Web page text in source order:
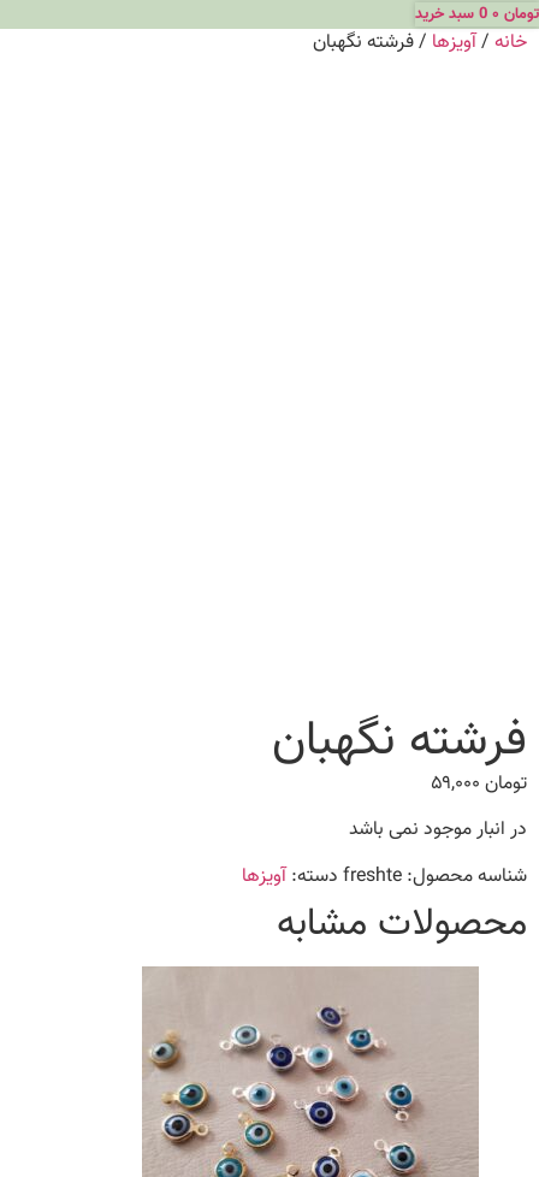
تومان 0 سبد خرید
خانه /آویزها / فرشته نگهبان
فرشته نگهبان
تومان
در انبار موجود نمی باشد
شناسه محصول: freshte دسته:آویزها
محصولات مشابه